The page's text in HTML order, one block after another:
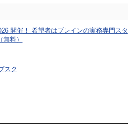
開催！ 希望者はブレインの実務専門スタ
料）
スク